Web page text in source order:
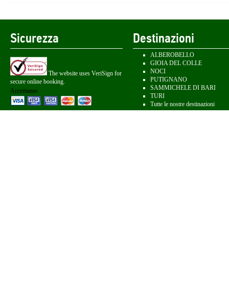
Sicurezza
The website uses VeriSign for
secure online booking.
Accettiamo:
Destinazioni
ALBEROBELLO
GIOIA DEL COLLE
NOCI
PUTIGNANO
SAMMICHELE DI BARI
TURI
Tutte le nostre destinazioni